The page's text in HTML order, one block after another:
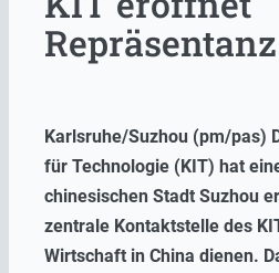
Karlsruhe/Suzhou (pm/pas)
für Technologie (KIT) hat
chinesischen Stadt Suzhou
zentrale Kontaktstelle des
Wirtschaft in China dienen.